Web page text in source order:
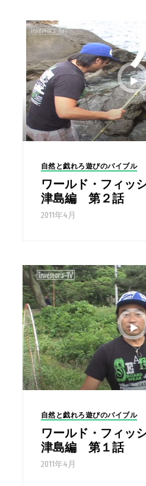
自然と戯れろ遊びのバイブル
ワールド・フィッ
津島編 第２話
2011年4月
自然と戯れろ遊びのバイブル
ワールド・フィッ
津島編 第１話
2011年4月